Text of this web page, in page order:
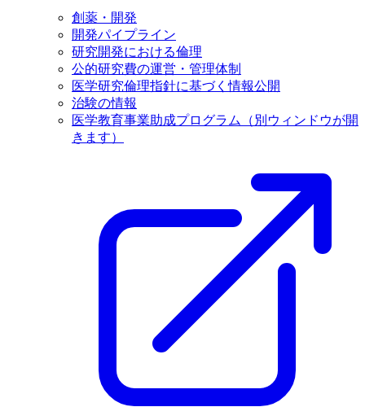
創薬・開発
開発パイプライン
研究開発における倫理
公的研究費の運営・管理体制
医学研究倫理指針に基づく情報公開
治験の情報
医学教育事業助成プログラム
（別ウィンドウが開
きます）